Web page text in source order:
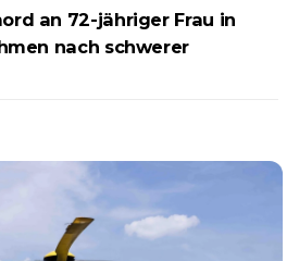
an 72-jähriger Frau in
nach schwerer